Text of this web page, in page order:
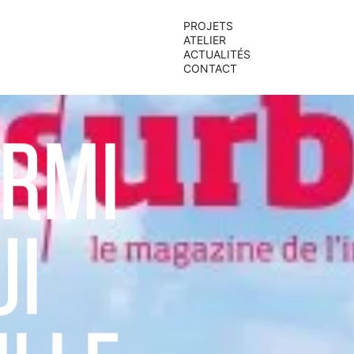
PROJETS
ATELIER
ACTUALITÉS
CONTACT